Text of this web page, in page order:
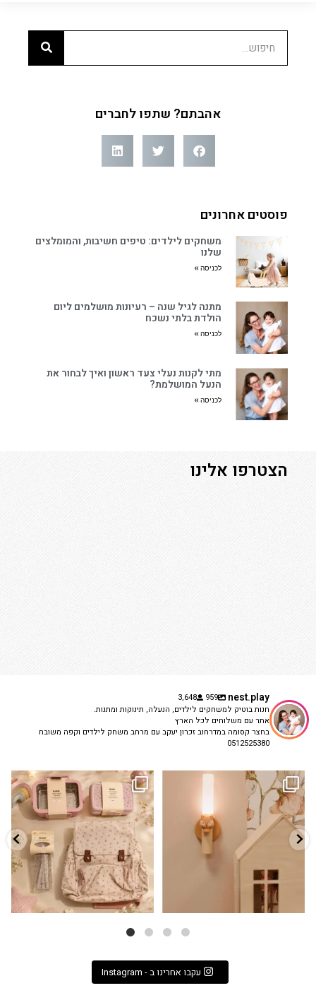
אהבתם? שתפו לחברים
פוסטים אחרונים
משחקים לילדים: טיפים חשיבות, והמומלצים
שלנו
לכניסה »
מתנה לגיל שנה – רעיונות מושלמים ליום
הולדת בלתי נשכח
לכניסה »
מתי לקנות נעלי צעד ראשון ואיך לבחור את
הנעל המושלמת?
לכניסה »
הצטרפו אלינו
nest.play
959
3,648
חנות בוטיק למשחקים לילדים, הנעלה, תינוקות ומתנות.
אתר עם משלוחים לכל הארץ
בחצר קסומה במדרחוב זכרון יעקב עם מרחב משחק לילדים וקפה משובח
0512525380
✨ חוזרים למסגרת בסטייל! ✨
הקולקציה החדשה...
9 4
גם פריט עיצובי לחדר, גם מנורת לילה
...
3 0
עקבו אחרינו ב - Instagram